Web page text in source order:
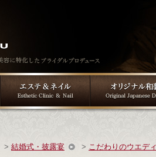
> 結婚式・披露宴 > こだわりのウエデ